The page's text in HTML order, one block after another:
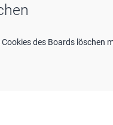
des Boards löschen